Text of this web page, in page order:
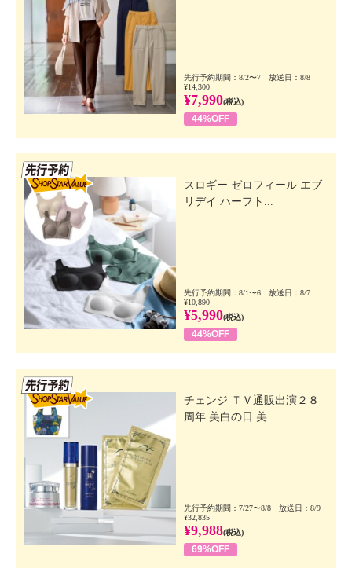
先行予約期間：8/2〜7 放送日：8/8
¥14,300
¥7,990(税込)
44%OFF
スロギー ゼロフィール エブ
リデイ ハーフト...
先行予約期間：8/1〜6 放送日：8/7
¥10,890
¥5,990(税込)
44%OFF
チェンジ ＴＶ通販出演２８
周年 美白の日 美...
先行予約期間：7/27〜8/8 放送日：8/9
¥32,835
¥9,988(税込)
69%OFF